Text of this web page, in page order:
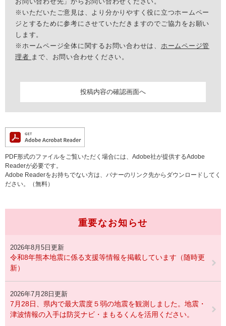
※いただいたご意見は、より分かりやすく役に立つホームペー
ジとするために参考にさせていただきますのでご協力をお願い
します。
※ホームページ全体に関するお問い合わせは、 ホームページ管
理者 まで、お問い合わせください。
PDF形式のファイルをご覧いただく場合には、Adobe社が提供するAdobe
Readerが必要です。
Adobe Readerをお持ちでない方は、バナーのリンク先からダウンロードしてく
ださい。（無料）
重要なお知らせ
2026年8月5日更新
令和8年熊本地震に係る支援等情報を掲載しています（随時更
新）
2026年7月28日更新
7月28日、県内で最大震度５弱の地震を観測しました。地震・
津波情報の入手は防災ナビ・まもるくんを活用ください。